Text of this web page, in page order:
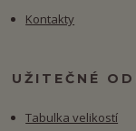
Kontakty
UŽITEČNÉ
Tabulka velikostí